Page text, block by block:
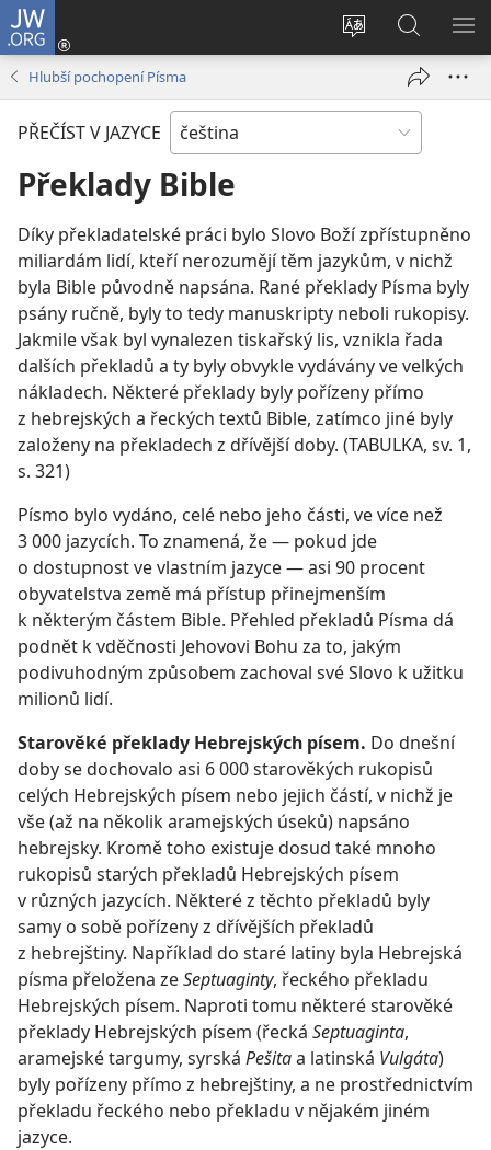
JW.ORG
Změnit
stránek
Přihlásit
se
okno)
Hledat
na
JW.ORG
Hlubší pochopení Písma
PŘEČÍST V JAZYCE
Překlady Bible
Díky překladatelské práci bylo Slovo Boží zpřístupněno
miliardám lidí, kteří nerozumějí těm jazykům, v nichž
byla Bible původně napsána. Rané překlady Písma byly
psány ručně, byly to tedy manuskripty neboli rukopisy.
Jakmile však byl vynalezen tiskařský lis, vznikla řada
dalších překladů a ty byly obvykle vydávány ve velkých
nákladech. Některé překlady byly pořízeny přímo
z hebrejských a řeckých textů Bible, zatímco jiné byly
založeny na překladech z dřívější doby. (TABULKA, sv. 1,
s. 321)
Písmo bylo vydáno, celé nebo jeho části, ve více než
3 000 jazycích. To znamená, že — pokud jde
o dostupnost ve vlastním jazyce — asi 90 procent
obyvatelstva země má přístup přinejmenším
k některým částem Bible. Přehled překladů Písma dá
podnět k vděčnosti Jehovovi Bohu za to, jakým
podivuhodným způsobem zachoval své Slovo k užitku
milionů lidí.
Starověké překlady Hebrejských písem. Do dnešní
doby se dochovalo asi 6 000 starověkých rukopisů
celých Hebrejských písem nebo jejich částí, v nichž je
vše (až na několik aramejských úseků) napsáno
hebrejsky. Kromě toho existuje dosud také mnoho
rukopisů starých překladů Hebrejských písem
v různých jazycích. Některé z těchto překladů byly
samy o sobě pořízeny z dřívějších překladů
z hebrejštiny. Například do staré latiny byla Hebrejská
písma přeložena zeSeptuaginty, řeckého překladu
Hebrejských písem. Naproti tomu některé starověké
překlady Hebrejských písem (řecká Septuaginta,
aramejské targumy, syrská Pešitaa latinská Vulgáta)
byly pořízeny přímo z hebrejštiny, a ne prostřednictvím
překladu řeckého nebo překladu v nějakém jiném
jazyce.